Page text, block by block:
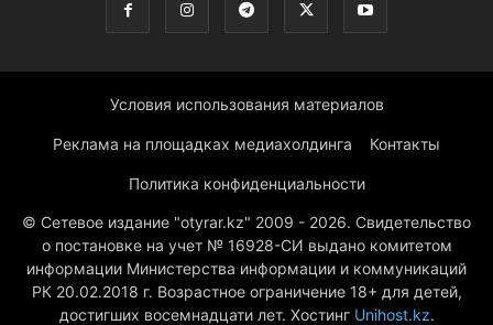
Условия использования материалов
Реклама на площадках медиахолдинга Контакты
Политика конфиденциальности
© Сетевое издание "otyrar.kz" 2009 - 2026. Свидетельство
о постановке на учет № 16928-СИ выдано комитетом
информации Министерства информации и коммуникаций
РК 20.02.2018 г. Возрастное ограничение 18+ для детей,
достигших восемнадцати лет. Хостинг Unihost.kz.